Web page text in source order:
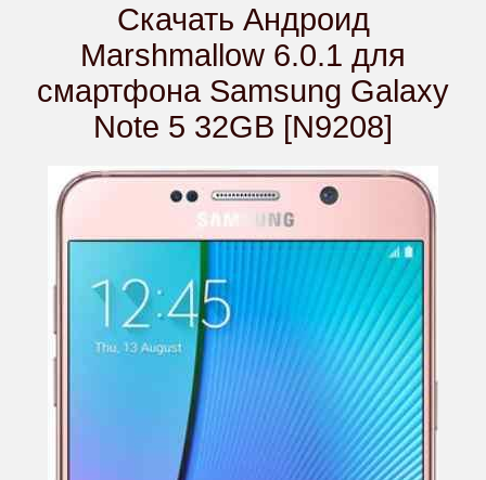
Скачать Андроид
Marshmallow 6.0.1 для
смартфона Samsung Galaxy
Note 5 32GB [N9208]